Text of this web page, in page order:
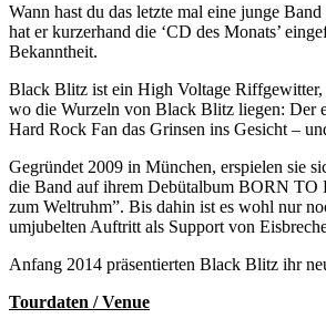
Wann hast du das letzte mal eine junge
hat er kurzerhand die ‘CD des Monats’
Bekanntheit.
Black Blitz ist ein High Voltage Riffgewitter,
wo die Wurzeln von Black Blitz liegen: Der
Hard Rock Fan das Grinsen ins Gesicht –
Gegründet 2009 in München, erspielen sie
die Band auf ihrem Debütalbum BORN TO
zum Weltruhm”. Bis dahin ist es wohl nur
umjubelten Auftritt als Support von
Anfang 2014 präsentierten Black Blitz ihr
Tourdaten / Venue